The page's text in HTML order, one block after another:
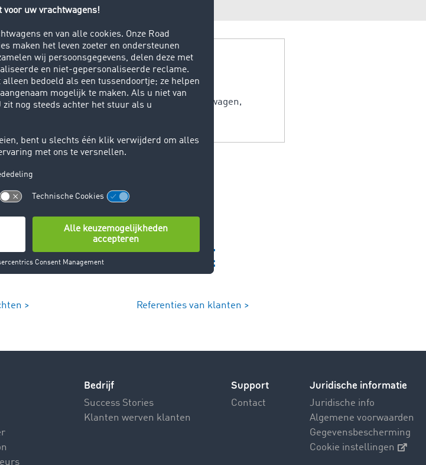
is het transport van levende dieren per vrachtwagen,
> Referenties van klanten >
Bedrijf
Success Stories
Klanten werven klanten
Support
Contact
Juridische informatie
Juridische info
Algemene voorwaarden
Gegevensbescherming
Cookie instellingen